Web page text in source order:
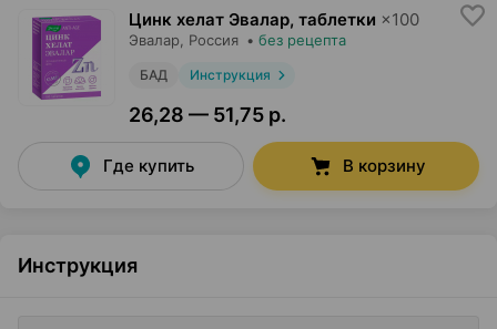
Цинк хелат Эвалар, таблетки ×100
Эвалар , Россия • без рецепта
БАД Инструкция
26,28 — 51,75 р.
Где купить В корзину
Инструкция